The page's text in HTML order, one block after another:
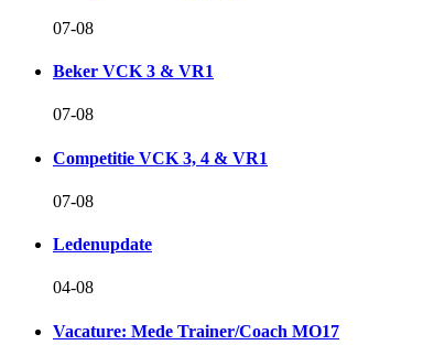
07-08
Beker VCK 3 & VR1
07-08
Competitie VCK 3, 4 & VR1
07-08
Ledenupdate
04-08
Vacature: Mede Trainer/Coach MO17